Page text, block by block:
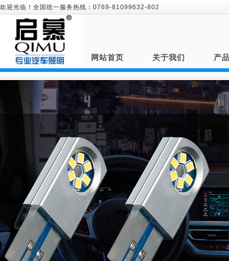
欢迎光临！全国统一服务热线：0769-81099632-802
网站首页 关于我们 产